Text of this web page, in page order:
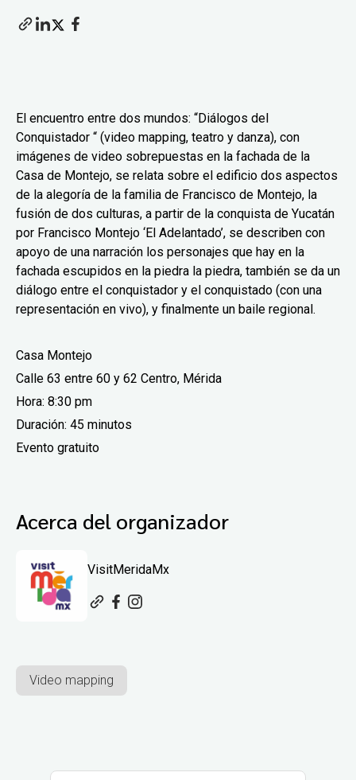
El encuentro entre dos mundos: “Diálogos del
Conquistador “ (video mapping, teatro y danza), con
imágenes de video sobrepuestas en la fachada de la
Casa de Montejo, se relata sobre el edificio dos aspectos
de la alegoría de la familia de Francisco de Montejo, la
fusión de dos culturas, a partir de la conquista de Yucatán
por Francisco Montejo ‘El Adelantado’, se describen con
apoyo de una narración los personajes que hay en la
fachada escupidos en la piedra la piedra, también se da un
diálogo entre el conquistador y el conquistado (con una
representación en vivo), y finalmente un baile regional.
Casa Montejo
Calle 63 entre 60 y 62 Centro, Mérida
Hora: 8:30 pm
Duración: 45 minutos
Evento gratuito
Acerca del organizador
VisitMeridaMx
Video mapping